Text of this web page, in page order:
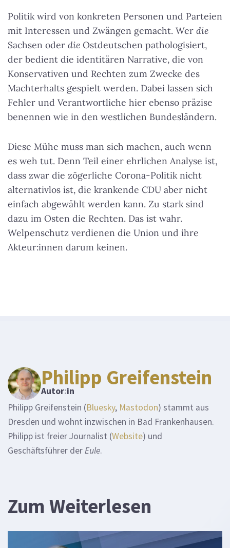
Politik wird von konkreten Personen und Parteien
mit Interessen und Zwängen gemacht. Wer die
Sachsen oder die Ostdeutschen pathologisiert,
der bedient die identitären Narrative, die von
Konservativen und Rechten zum Zwecke des
Machterhalts gespielt werden. Dabei lassen sich
Fehler und Verantwortliche hier ebenso präzise
benennen wie in den westlichen Bundesländern.
Diese Mühe muss man sich machen, auch wenn
es weh tut. Denn Teil einer ehrlichen Analyse ist,
dass zwar die zögerliche Corona-Politik nicht
alternativlos ist, die krankende CDU aber nicht
einfach abgewählt werden kann. Zu stark sind
dazu im Osten die Rechten. Das ist wahr.
Welpenschutz verdienen die Union und ihre
Akteur:innen darum keinen.
Philipp Greifenstein
Autor:in
Philipp Greifenstein (Bluesky, Mastodon) stammt aus
Dresden und wohnt inzwischen in Bad Frankenhausen.
Philipp ist freier Journalist (Website) und
Geschäftsführer derEule.
Zum Weiterlesen